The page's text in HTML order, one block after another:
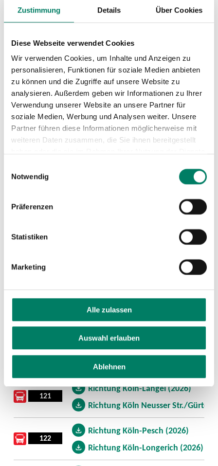
Zustimmung Details Über Cookies
Diese Webseite verwendet Cookies
Wir verwenden Cookies, um Inhalte und Anzeigen zu
personalisieren, Funktionen für soziale Medien anbieten
zu können und die Zugriffe auf unsere Website zu
analysieren. Außerdem geben wir Informationen zu Ihrer
Verwendung unserer Website an unsere Partner für
soziale Medien, Werbung und Analysen weiter. Unsere
Partner führen diese Informationen möglicherweise mit
weiteren Daten zusammen, die Sie ihnen bereitgestellt
Notwendig
Präferenzen
Statistiken
Marketing
Alle zulassen
Auswahl erlauben
Ablehnen
Nächste Abfahrten ab Chorweiler
Aushang-Fahrpläne
Linie Download
15 Richtung Köln Ubierring (2026)
120
Richtung Köln-Roggendorf/
121
Richtung Köln-Langel (2026)
Richtung Köln Neusser Str./Gürtel
122
Richtung Köln-Pesch (2026)
Richtung Köln-Longerich (2026)